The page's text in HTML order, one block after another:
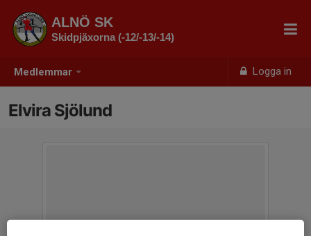
Medlemmar Logga in
ALNÖ SK
Skidpjäxorna (-12/-13/-14)
Elvira Sjölund